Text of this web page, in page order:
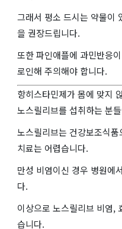
그래서 평소 드시는 약물이
을 권장드립니다.
또한 파인애플에 과민반응
로인해 주의해야 합니다.
항히스타민제가 몸에 맞지
노스릴리브를 섭취하는 분
노스릴리브는 건강보조식
치료는 어렵습니다.
만성 비염이신 경우 병원에
다.
이상으로 노스릴리브 비염,
습니다.